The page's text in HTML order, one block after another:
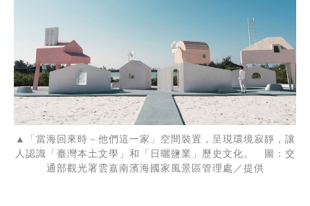
▲「當海回來時－他們這一家」空間裝置，呈現環境寂靜，讓
人認識「臺灣本土文學」和「日曬鹽業」歷史文化。 圖：交
通部觀光署雲嘉南濱海國家風景區管理處／提供